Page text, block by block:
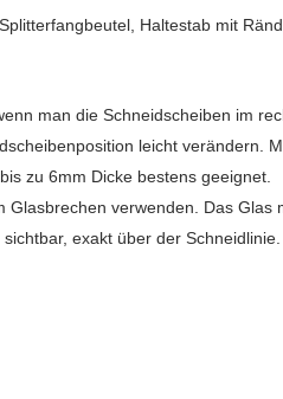
Haltestab mit
man die Schneidscheiben im
leicht verändern.
zu 6mm Dicke bestens geeignet.
Glasbrechen verwenden. Das
exakt über der Schneidlinie.